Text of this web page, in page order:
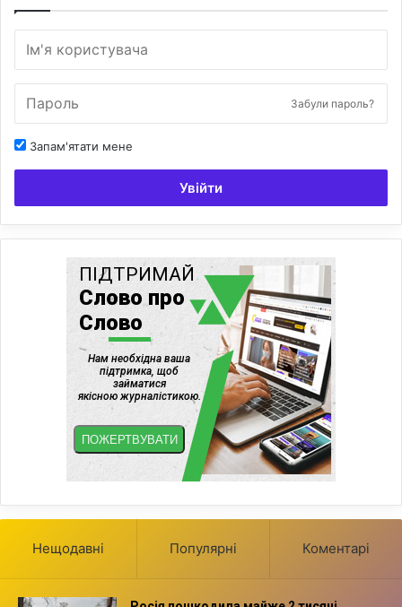
Забули пароль?
Запам'ятати мене
Увійти
Нещодавні Популярні Коментарі